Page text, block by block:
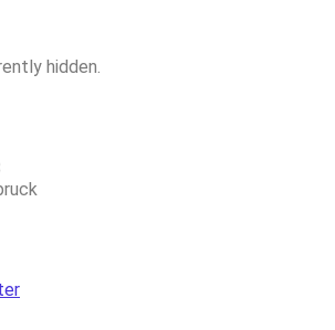
hidden.